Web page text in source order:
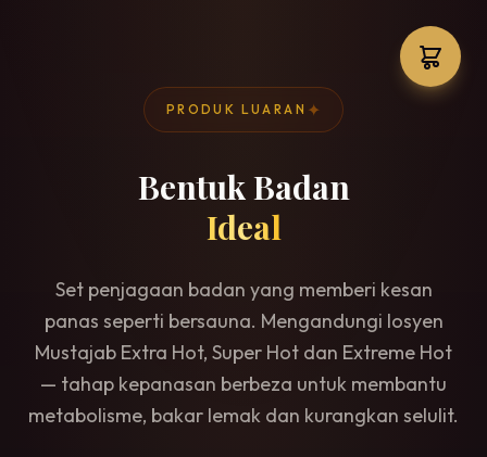
PRODUK LUARAN ✦
Bentuk Badan
Ideal
Set penjagaan badan yang memberi kesan
panas seperti bersauna. Mengandungi losyen
Mustajab Extra Hot, Super Hot dan Extreme Hot
— tahap kepanasan berbeza untuk membantu
metabolisme, bakar lemak dan kurangkan selulit.